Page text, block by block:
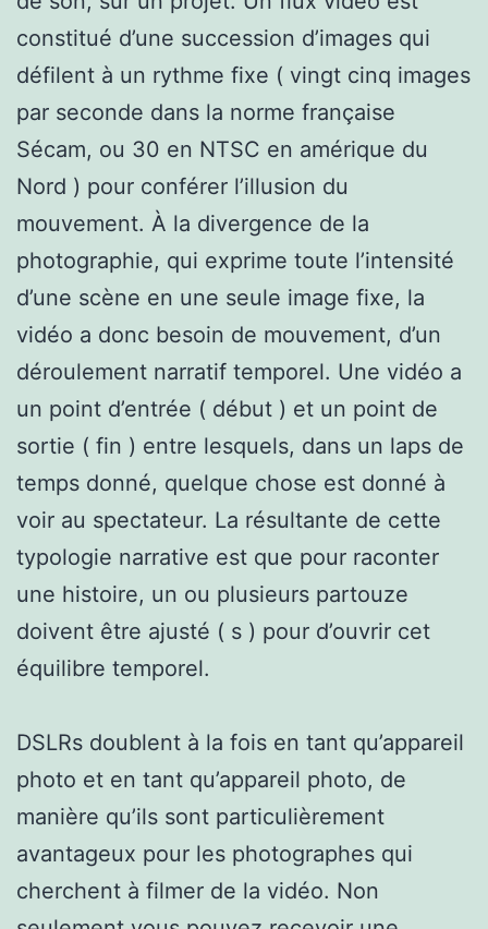
constitué d’une succession d’images qui
défilent à un rythme fixe ( vingt cinq images
par seconde dans la norme française
Sécam, ou 30 en NTSC en amérique du
Nord ) pour conférer l’illusion du
mouvement. À la divergence de la
photographie, qui exprime toute l’intensité
d’une scène en une seule image fixe, la
vidéo a donc besoin de mouvement, d’un
déroulement narratif temporel. Une vidéo a
un point d’entrée ( début ) et un point de
sortie ( fin ) entre lesquels, dans un laps de
temps donné, quelque chose est donné à
voir au spectateur. La résultante de cette
typologie narrative est que pour raconter
une histoire, un ou plusieurs partouze
doivent être ajusté ( s ) pour d’ouvrir cet
équilibre temporel.
DSLRs doublent à la fois en tant qu’appareil
photo et en tant qu’appareil photo, de
manière qu’ils sont particulièrement
avantageux pour les photographes qui
cherchent à filmer de la vidéo. Non